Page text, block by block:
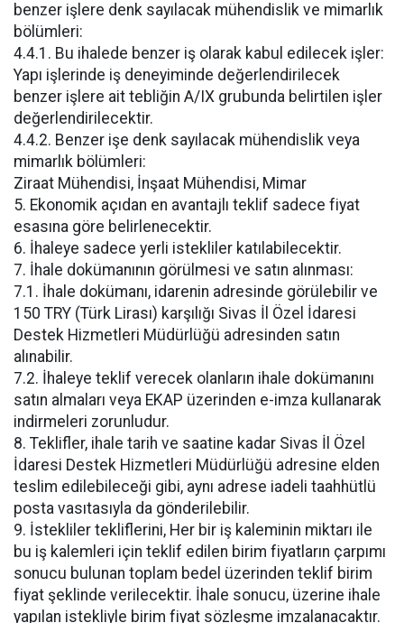
benzer işlere denk sayılacak mühendislik ve mimarlık
bölümleri:
4.4.1. Bu ihalede benzer iş olarak kabul edilecek işler:
Yapı işlerinde iş deneyiminde değerlendirilecek
benzer işlere ait tebliğin A/IX grubunda belirtilen işler
değerlendirilecektir.
4.4.2. Benzer işe denk sayılacak mühendislik veya
mimarlık bölümleri:
Ziraat Mühendisi, İnşaat Mühendisi, Mimar
5. Ekonomik açıdan en avantajlı teklif sadece fiyat
esasına göre belirlenecektir.
6. İhaleye sadece yerli istekliler katılabilecektir.
7. İhale dokümanının görülmesi ve satın alınması:
7.1. İhale dokümanı, idarenin adresinde görülebilir ve
150 TRY (Türk Lirası) karşılığı Sivas İl Özel İdaresi
Destek Hizmetleri Müdürlüğü adresinden satın
alınabilir.
7.2. İhaleye teklif verecek olanların ihale dokümanını
satın almaları veya EKAP üzerinden e-imza kullanarak
indirmeleri zorunludur.
8. Teklifler, ihale tarih ve saatine kadar Sivas İl Özel
İdaresi Destek Hizmetleri Müdürlüğü adresine elden
teslim edilebileceği gibi, aynı adrese iadeli taahhütlü
posta vasıtasıyla da gönderilebilir.
9. İstekliler tekliflerini, Her bir iş kaleminin miktarı ile
bu iş kalemleri için teklif edilen birim fiyatların çarpımı
sonucu bulunan toplam bedel üzerinden teklif birim
fiyat şeklinde verilecektir. İhale sonucu, üzerine ihale
yapılan istekliyle birim fiyat sözleşme imzalanacaktır.